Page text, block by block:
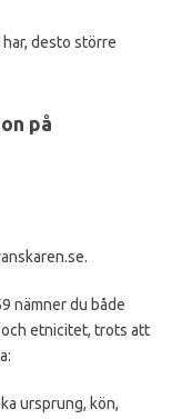
desto större
på
nämner du både
etnicitet, trots att
ursprung, kön,